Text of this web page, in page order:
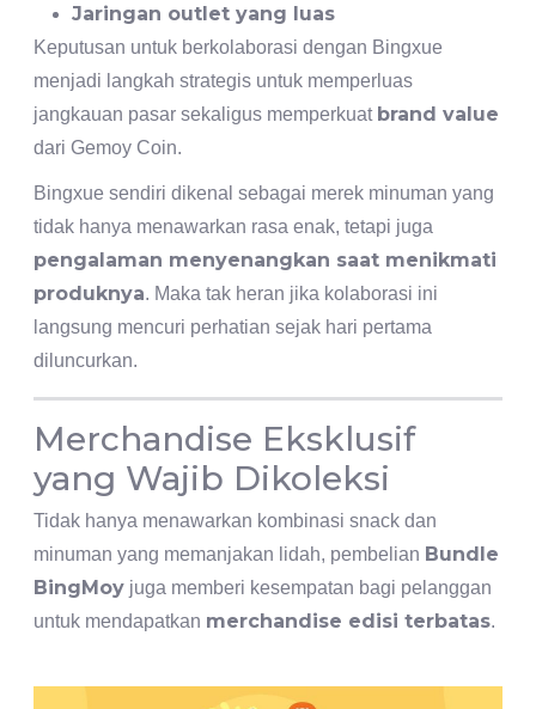
Jaringan outlet yang luas
Keputusan untuk berkolaborasi dengan Bingxue
menjadi langkah strategis untuk memperluas
jangkauan pasar sekaligus memperkuat brand value
dari Gemoy Coin.
Bingxue sendiri dikenal sebagai merek minuman yang
tidak hanya menawarkan rasa enak, tetapi juga
pengalaman menyenangkan saat menikmati
produknya. Maka tak heran jika kolaborasi ini
langsung mencuri perhatian sejak hari pertama
diluncurkan.
Merchandise Eksklusif
yang Wajib Dikoleksi
Tidak hanya menawarkan kombinasi snack dan
minuman yang memanjakan lidah, pembelian Bundle
BingMoy juga memberi kesempatan bagi pelanggan
untuk mendapatkan merchandise edisi terbatas.